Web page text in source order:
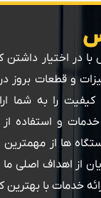
در اختیار داشتن
و قطعات بروز
کیفیت را به شما
و استفاده از
ها از
از اهداف اصلی
خدمات با